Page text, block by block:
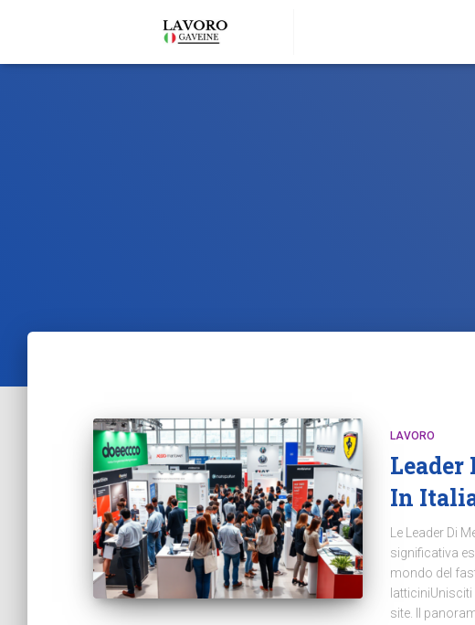
LAVORO
Leader
In
Le Leader Di
significativa
mondo del
site. Il